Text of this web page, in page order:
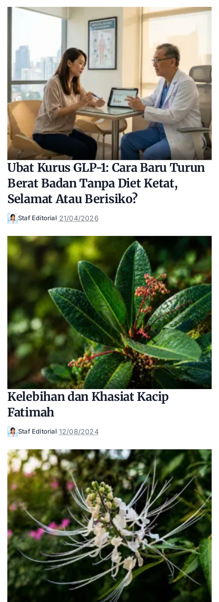
Ubat Kurus GLP-1: Cara Baru Turun
Berat Badan Tanpa Diet Ketat,
Selamat Atau Berisiko?
Posted
Staf Editorial 21/04/2026
Kelebihan dan Khasiat Kacip
Fatimah
Posted
Staf Editorial 12/08/2024